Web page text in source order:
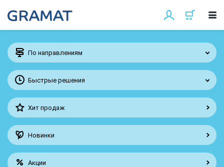
По направлениям
Быстрые решения
Хит продаж
Новинки
Акции